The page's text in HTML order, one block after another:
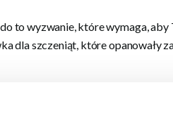
to wyzwanie, które wymaga, aby
dla szczeniąt, które opanowały